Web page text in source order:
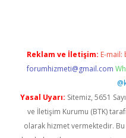
Reklam ve İletişim: E-mail:
forumhizmeti@gmail.com
Yasal Uyarı: Sitemiz, 5651
ve İletişim Kurumu (BTK)
olarak hizmet vermektedir.